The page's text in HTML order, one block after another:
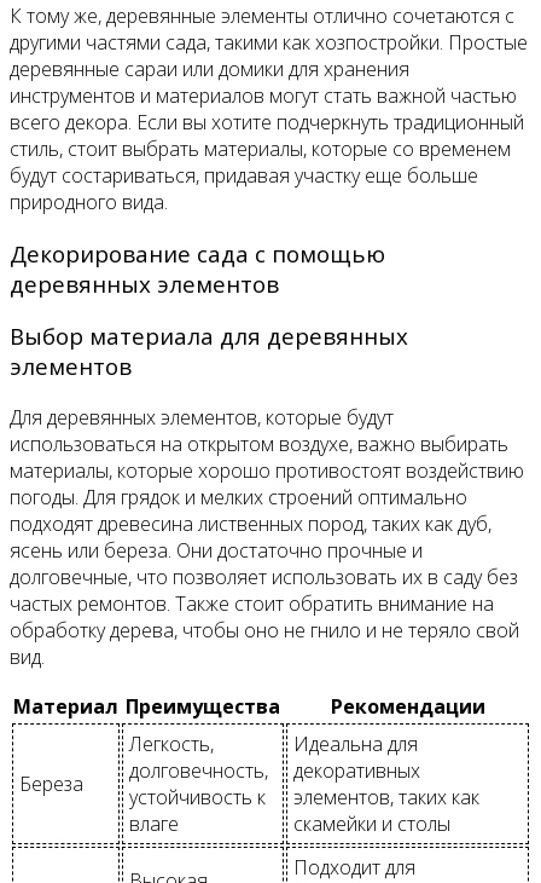
К тому же, деревянные элементы отлично сочетаются с
другими частями сада, такими как хозпостройки. Простые
деревянные сараи или домики для хранения
инструментов и материалов могут стать важной частью
всего декора. Если вы хотите подчеркнуть традиционный
стиль, стоит выбрать материалы, которые со временем
будут состариваться, придавая участку еще больше
природного вида.
Декорирование сада с помощью
деревянных элементов
Выбор материала для деревянных
элементов
Для деревянных элементов, которые будут
использоваться на открытом воздухе, важно выбирать
материалы, которые хорошо противостоят воздействию
погоды. Для грядок и мелких строений оптимально
подходят древесина лиственных пород, таких как дуб,
ясень или береза. Они достаточно прочные и
долговечные, что позволяет использовать их в саду без
частых ремонтов. Также стоит обратить внимание на
обработку дерева, чтобы оно не гнило и не теряло свой
вид.
Материал Преимущества Рекомендации
Береза
Легкость,
долговечность,
устойчивость к
влаге
Идеальна для
декоративных
элементов, таких как
скамейки и столы
Подходит для